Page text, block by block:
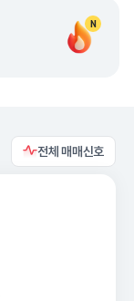
N
전체 매매신호